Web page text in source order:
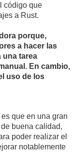
código que
a Rust.
porque,
a hacer las
una tarea
En cambio,
uso de los
que en una gran
buena calidad,
poder realizar el
notablemente